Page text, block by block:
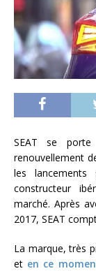
SEAT se
renouvellement
les
constructeur
marché. Après
2017, SEAT
La marque, très
et en ce